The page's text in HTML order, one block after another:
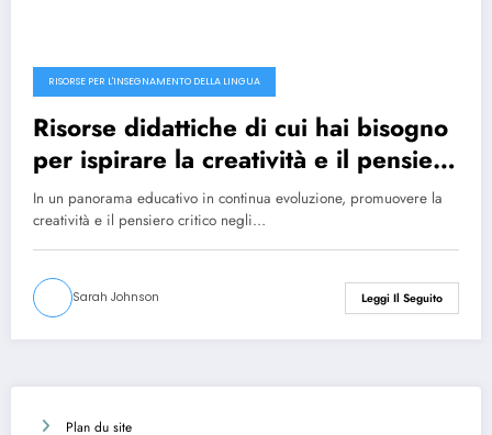
RISORSE PER L'INSEGNAMENTO DELLA LINGUA
Risorse didattiche di cui hai bisogno
per ispirare la creatività e il pensiero
critico nei tuoi studenti
In un panorama educativo in continua evoluzione, promuovere la
creatività e il pensiero critico negli…
Sarah Johnson Leggi Il Seguito
Plan du site